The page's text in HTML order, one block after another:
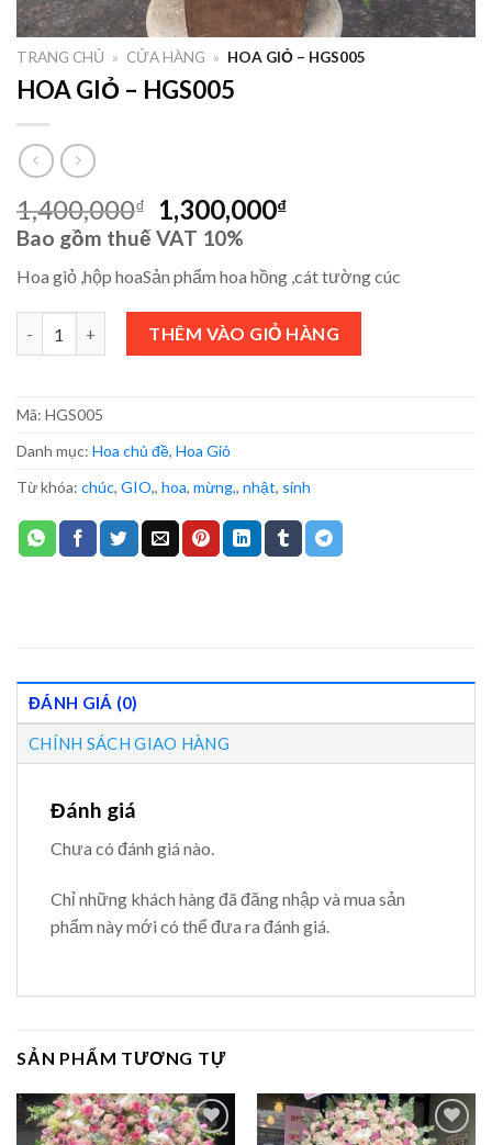
TRANG CHỦ » CỬA HÀNG » HOA GIỎ – HGS005
HOA GIỎ – HGS005
1,400,000₫ 1,300,000₫
Bao gồm thuế VAT 10%
Hoa giỏ ,hộp hoaSản phẩm hoa hồng ,cát tường cúc
HOA GIỎ - HGS005 số lượngTHÊM VÀO GIỎ HÀNG
Mã: HGS005
Danh mục: Hoa chủ đề, Hoa Giỏ
Từ khóa: chúc, GIO,, hoa, mừng,, nhật, sinh
ĐÁNH GIÁ (0)
CHÍNH SÁCH GIAO HÀNG
Đánh giá
Chưa có đánh giá nào.
Chỉ những khách hàng đã đăng nhập và mua sản
phẩm này mới có thể đưa ra đánh giá.
SẢN PHẨM TƯƠNG TỰ